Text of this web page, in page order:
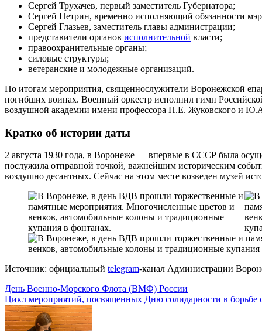
Сергей Трухачев, первый заместитель Губернатора;
Сергей Петрин, временно исполняющий обязанности
Сергей Глазьев, заместитель главы администрации;
представители органов исполнительной власти;
правоохранительные органы;
силовые структуры;
ветеранские и молодежные организаций.
По итогам мероприятия, священнослужители Воронежской
погибших воинах. Военный оркестр исполнил гимн
воздушной академии имени профессора Н.Е. Жуковского и
Кратко об истории даты
2 августа 1930 года, в Воронеже — впервые в СССР была
послужила отправной точкой, важнейшим историческим
воздушно десантных. Сейчас на этом месте возведен музей
Источник: официальный telegram-канал Администрации
Навигация
по
записям
День Военно-Морского Флота (ВМФ) России
Цикл мероприятий, посвященных Дню солидарности в борьбе